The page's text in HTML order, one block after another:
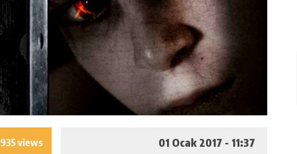
935 views 01 Ocak 2017 - 11:37